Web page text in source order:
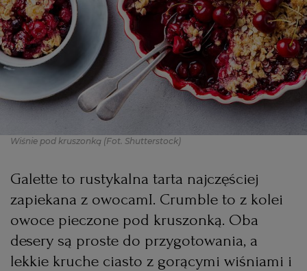
NAPOJE
SAŁATKI
MIĘSA
RYBY
DOMOWE PRZYJĘCIE
GRILL
KUCHNIA CHIŃSKA
KUCHNIA TAJSKA
KUCHNIA GRECKA
KUCHNIA FRANCUSKA
KUCHNIA AMERYKAŃSKA
ZAKUPY
SPRZĘT KUCHENNY
FIT PRZEPISY
WEGE
PODRÓŻE KULINARNE
HISTORIE KULINARNE
FELIETONY KULINARNE
SZEF KUCHNI
NASZE SERWISY
SERWISY LOKALNE
BYDGOSZCZ
CZĘSTOCHOWA
WYBORCZA.PL
DUŻY FORMAT
WOLNA SOBOTA
WYBORCZA CLASSIC
WYBORCZA.BIZ
Wiśnie pod kruszonką (Fot. Shutterstock)
Galette to rustykalna tarta najczęściej
zapiekana z owocamI. Crumble to z kolei
owoce pieczone pod kruszonką. Oba
desery są proste do przygotowania, a
lekkie kruche ciasto z gorącymi wiśniami i